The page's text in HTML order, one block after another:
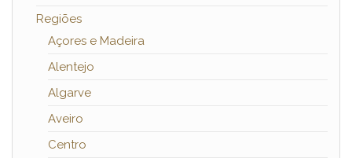
Regiões
Açores e Madeira
Alentejo
Algarve
Aveiro
Centro